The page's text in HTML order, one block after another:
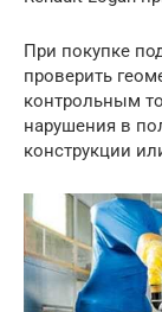
При покупке
проверить
контрольным
нарушения в
конструкции